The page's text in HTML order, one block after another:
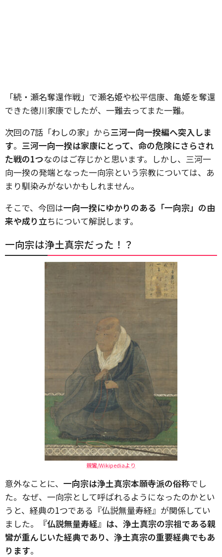
「続・瀬名奪還作戦」で瀬名姫や松平信康、亀姫を奪還
できた徳川家康でしたが、一難去ってまた一難。
次回の7話「わしの家」から三河一向一揆編へ突入しま
す。 三河一向一揆は家康にとって、命の危険にさらされ
た戦の1つなのはご存じかと思います。しかし、三河一
向一揆の発端となった一向宗という宗教については、あ
まり馴染みがないかもしれません。
そこで、今回は一向一揆にゆかりのある「一向宗」の由
来や成り立ちについて解説します。
一向宗は浄土真宗だった！？
親鸞/Wikipediaより
意外なことに、 一向宗は浄土真宗本願寺派の俗称でし
た。なぜ、一向宗として呼ばれるようになったのかとい
うと、経典の1つである『仏説無量寿経』が関係してい
ました。
『仏説無量寿経』は、浄土真宗の宗祖である親
鸞が重んじいた経典であり、浄土真宗の重要経典でもあ
ります。